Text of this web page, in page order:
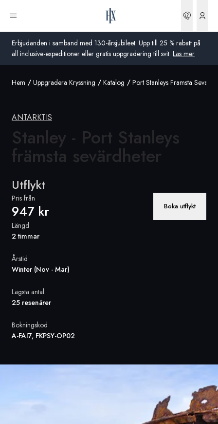
Erbjudanden i samband med 130-årsjubileet: Upp till 25 % rabatt på
all inclusive-expeditioner eller gratis uppgradering till svit. Läs mer
Öppna meny
Sverige
Storbritannien
USA
Frankrike
Danmark
Norge
Global
Hem Uppgradera Kryssning Katalog Port Stanleys Framsta
ANTARKTIS
Stanley - Port Stanleys
främsta sevärdheter
Utflykt
Pris från
947 kr Boka utflykt
Längd
2 timmar
Årstid
Winter (Nov - Mar)
Lägsta antal
25 resenärer
Bokningskod
A-FAI7, FKPSY-OP02